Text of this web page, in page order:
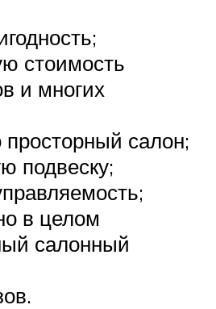
стоимость
и многих
просторный салон;
подвеску;
в целом
салонный